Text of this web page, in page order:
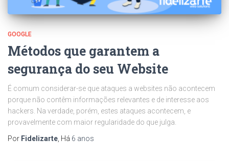
GOOGLE
Métodos que garantem a
segurança do seu Website
É comum considerar-se que ataques a websites não acontecem
porque não contêm informações relevantes e de interesse aos
hackers. Na verdade, porém, estes ataques acontecem, e
provavelmente com maior regularidade do que julga.
Por Fidelizarte , Há 6 anos